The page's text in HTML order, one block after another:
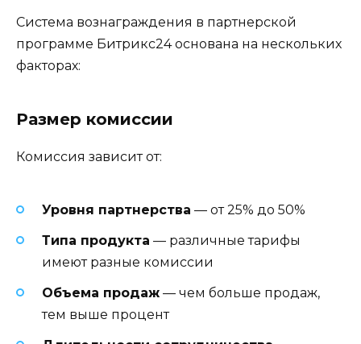
Система вознаграждения в партнерской
программе Битрикс24 основана на нескольких
факторах:
Размер комиссии
Комиссия зависит от:
Уровня партнерства — от 25% до 50%
Типа продукта — различные тарифы
имеют разные комиссии
Объема продаж — чем больше продаж,
тем выше процент